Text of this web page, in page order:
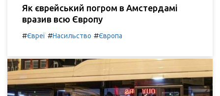
Як єврейський погром в Амстердамі
вразив всю Європу
#Євреї #Насильство #Європа